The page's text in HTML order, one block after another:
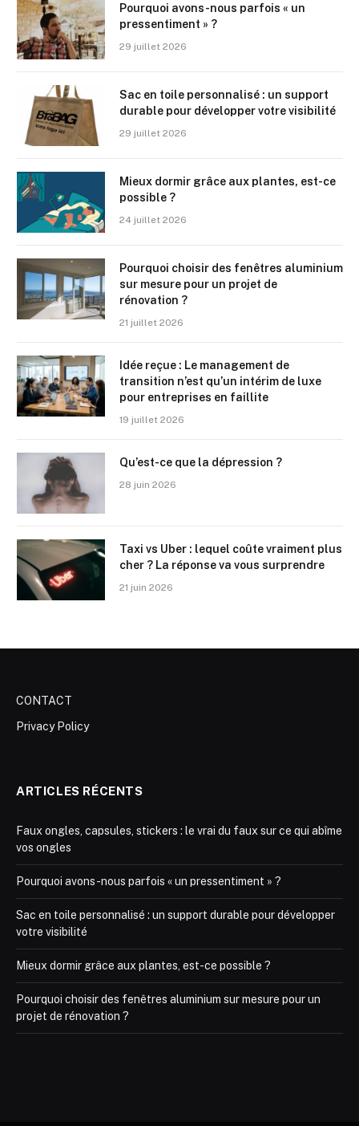
Pourquoi avons-nous parfois « un
pressentiment » ?
29 juillet 2026
Sac en toile personnalisé : un support
durable pour développer votre visibilité
29 juillet 2026
Mieux dormir grâce aux plantes, est-ce
possible ?
24 juillet 2026
Pourquoi choisir des fenêtres aluminium
sur mesure pour un projet de
rénovation ?
21 juillet 2026
Idée reçue : Le management de
transition n’est qu’un intérim de luxe
pour entreprises en faillite
19 juillet 2026
Qu’est-ce que la dépression ?
28 juin 2026
Taxi vs Uber : lequel coûte vraiment plus
cher ? La réponse va vous surprendre
21 juin 2026
CONTACT
Privacy Policy
ARTICLES RÉCENTS
Faux ongles, capsules, stickers : le vrai du faux sur ce qui abîme
vos ongles
Pourquoi avons-nous parfois « un pressentiment » ?
Sac en toile personnalisé : un support durable pour développer
votre visibilité
Mieux dormir grâce aux plantes, est-ce possible ?
Pourquoi choisir des fenêtres aluminium sur mesure pour un
projet de rénovation ?